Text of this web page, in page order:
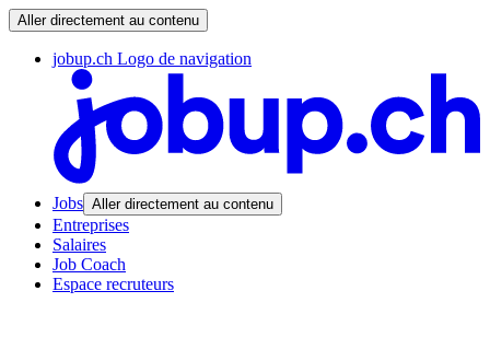
Aller directement au contenu
jobup.ch Logo de navigation
Jobs Aller directement au contenu
Entreprises
Salaires
Job Coach
Espace recruteurs